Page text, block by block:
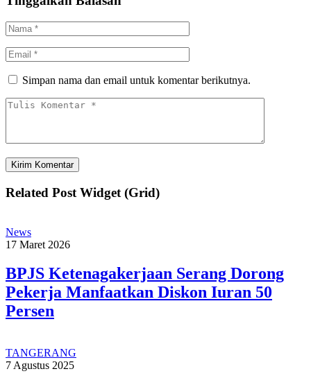
Simpan nama dan email untuk komentar berikutnya.
Related Post Widget (Grid)
News
17 Maret 2026
BPJS Ketenagakerjaan Serang Dorong
Pekerja Manfaatkan Diskon Iuran 50
Persen
TANGERANG
7 Agustus 2025